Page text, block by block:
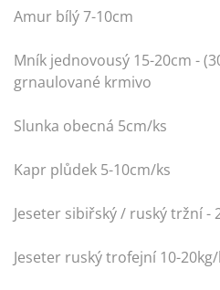
Amur bílý 7-10cm
Mník jednovousý 15-20cm -
grnaulované krmivo
Slunka obecná 5cm/ks
Kapr plůdek 5-10cm/ks
Jeseter sibiřský / ruský tržní -
Jeseter ruský trofejní 10-